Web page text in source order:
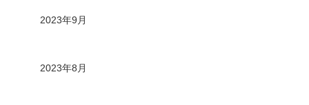
2023年9月
2023年8月